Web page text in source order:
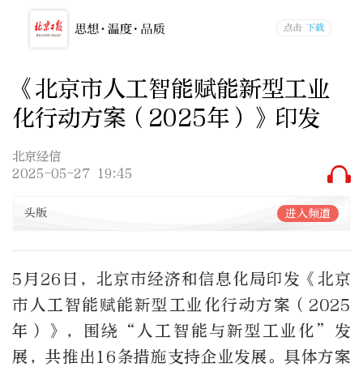
《北京市人工智能赋能新型工业
化行动方案（2025年）》印发
北京经信
2025-05-27 19:45
头版 进入频道
5月26日，北京市经济和信息化局印发《北京
市人工智能赋能新型工业化行动方案（2025
年）》，围绕“人工智能与新型工业化”发
展，共推出16条措施支持企业发展。具体方案